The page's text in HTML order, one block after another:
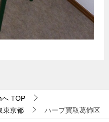
へ TOP
東京都 ハープ買取葛飾区